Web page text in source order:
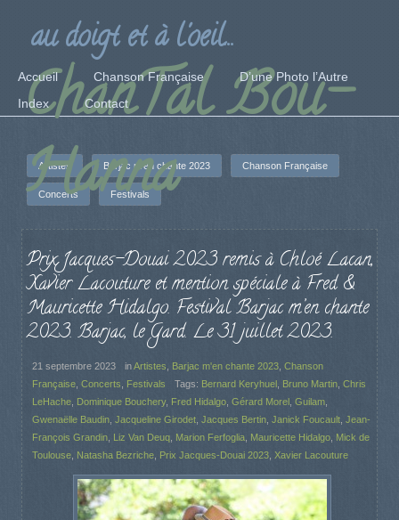
ChanTal Bou-
Hanna
au doigt et à l'oeil...
Accueil Chanson Française
D’une Photo l’Autre
Index
Contact
Artistes Barjac m'en chante 2023 Chanson Française
Concerts Festivals
Prix Jacques-Douai 2023 remis à Chloé Lacan,
Xavier Lacouture et mention spéciale à Fred &
Mauricette Hidalgo. Festival Barjac m’en chante
2023. Barjac, le Gard. Le 31 juillet 2023.
21 septembre 2023 inArtistes Barjac m'en chante 2023 Chanson
Française Concerts Festivals Tags: Bernard Keryhuel Bruno Martin Chris
LeHache Dominique Bouchery, Fred Hidalgo Gérard Morel Guilam
Gwenaëlle Baudin Jacqueline Girodet Jacques Bertin Janick Foucault Jean-
François Grandin Liz Van Deuq Marion Ferfoglia Mauricette Hidalgo Mick de
Toulouse Natasha Bezriche Prix Jacques-Douai 2023 Xavier Lacouture